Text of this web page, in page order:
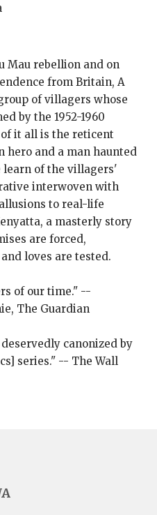
from Britain, A
of villagers whose
by the 1952-1960
it all is the reticent
hero and a man haunted
learn of the villagers'
interwoven with
to real-life
a masterly story
are forced,
loves are tested.
of our time." --
The Guardian
canonized by
series." -- The Wall